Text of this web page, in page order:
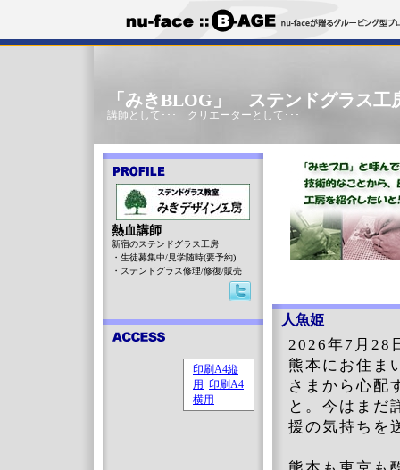
「みきBLOG」 ステンドグラス工
講師として･･･ クリエーターとして･･･
人魚姫
2026年7月28
熊本にお住ま
さまから心配
と。 今はまだ
援の気持ちを
熱血講師
新宿のステンドグラス工房
・生徒募集中/見学随時(要予約)
・ステンドグラス修理/修復/販売